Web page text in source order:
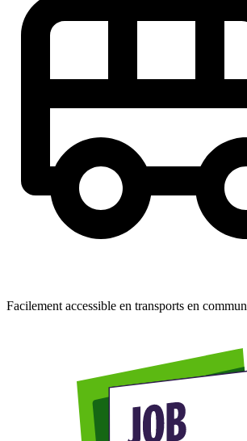
Facilement accessible en transports en commun